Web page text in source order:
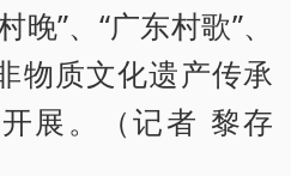
”、“广东村歌”、
物质文化遗产传承
展。（记者 黎存